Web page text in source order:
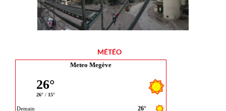
MÉTÉO
Meteo Megève